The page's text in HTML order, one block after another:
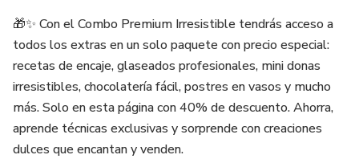
🎁✨ Con el Combo Premium Irresistible tendrás acceso a
todos los extras en un solo paquete con precio especial:
recetas de encaje, glaseados profesionales, mini donas
irresistibles, chocolatería fácil, postres en vasos y mucho
más. Solo en esta página con 40% de descuento. Ahorra,
aprende técnicas exclusivas y sorprende con creaciones
dulces que encantan y venden.